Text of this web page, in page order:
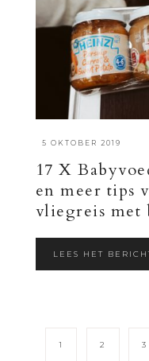
5 OKTOBER 2019
17 X
en meer tips
vliegreis met
LEES HET
1 2 3